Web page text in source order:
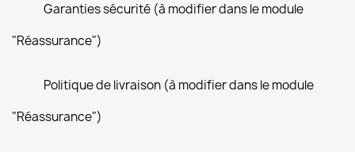
Garanties sécurité (à modifier dans le module
"Réassurance")
Politique de livraison (à modifier dans le module
"Réassurance")